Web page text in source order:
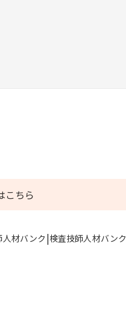
こちら
材バンク 検査技師人材バンク